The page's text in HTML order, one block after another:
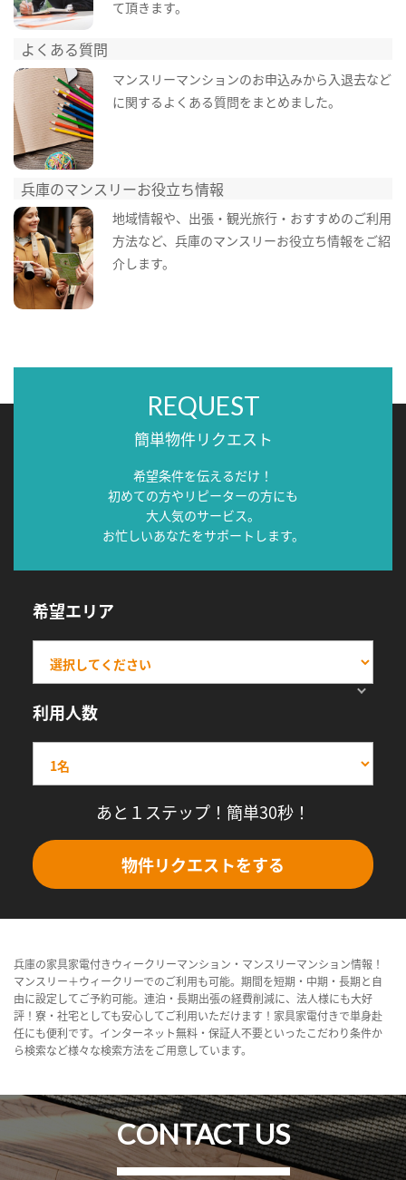
て頂きます。
よくある質問
マンスリーマンションのお申込みから入退去など
に関するよくある質問をまとめました。
兵庫のマンスリーお役立ち情報
地域情報や、出張・観光旅行・おすすめのご利用
方法など、兵庫のマンスリーお役立ち情報をご紹
介します。
REQUEST
簡単物件リクエスト
希望条件を伝えるだけ！
初めての方やリピーターの方にも
大人気のサービス。
お忙しいあなたをサポートします。
希望エリア
利用人数
あと１ステップ！簡単30秒！
物件リクエストをする
兵庫の家具家電付きウィークリーマンション・マンスリーマンション情報！
マンスリー＋ウィークリーでのご利用も可能。期間を短期・中期・長期と自
由に設定してご予約可能。連泊・長期出張の経費削減に、法人様にも大好
評！寮・社宅としても安心してご利用いただけます！家具家電付きで単身赴
任にも便利です。インターネット無料・保証人不要といったこだわり条件か
ら検索など様々な検索方法をご用意しています。
CONTACT US